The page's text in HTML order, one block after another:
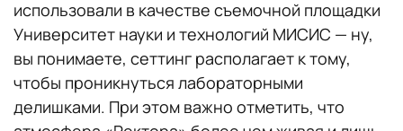
использовали в качестве съемочной площадки
Университет науки и технологий МИСИС — ну,
вы понимаете, сеттинг располагает к тому,
чтобы проникнуться лабораторными
делишками. При этом важно отметить, что